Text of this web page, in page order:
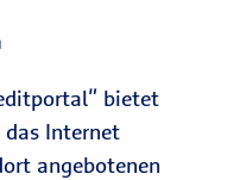
bietet
Internet
angebotenen